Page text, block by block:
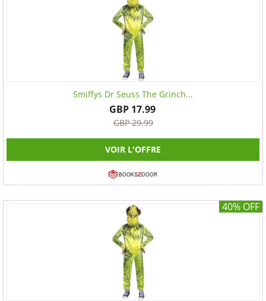
Smiffys Dr Seuss The Grinch...
GBP 17.99
GBP 29.99
VOIR L'OFFRE
40% OFF